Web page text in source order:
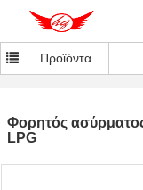
Προϊόντα
Φορητός
LPG